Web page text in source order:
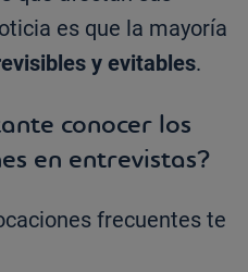
es que la mayoría
y evitables.
conocer los
en entrevistas?
frecuentes te